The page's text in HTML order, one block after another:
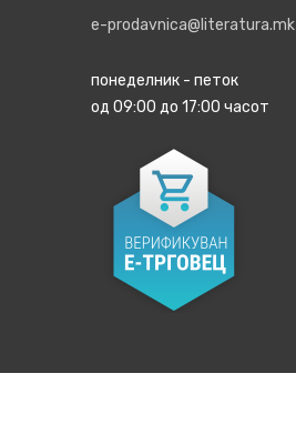
e-prodavnica@literatura.mk
понеделник - петок
од 09:00 до 17:00 часот